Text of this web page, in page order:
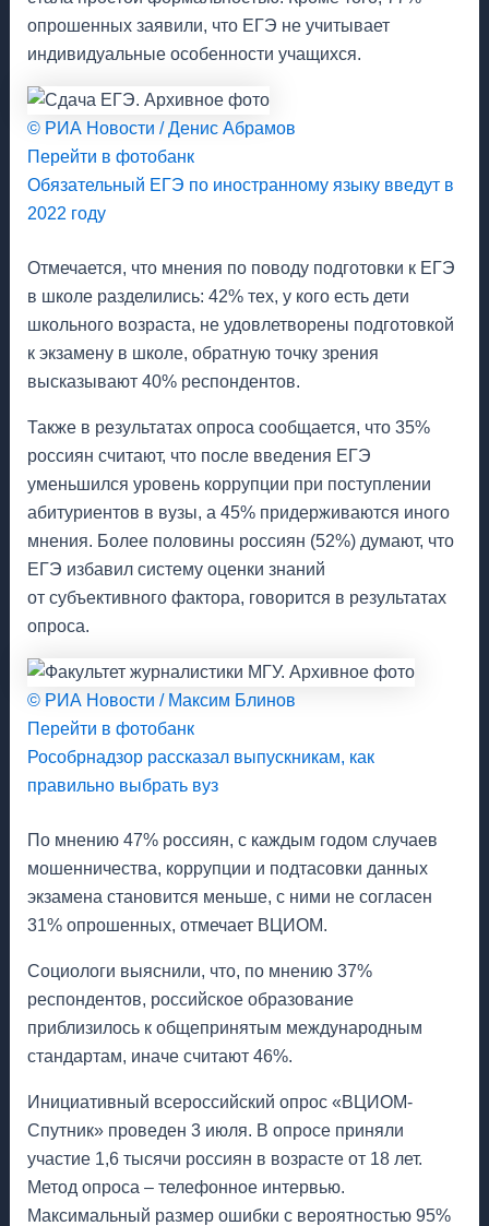
опрошенных заявили, что ЕГЭ не учитывает
индивидуальные особенности учащихся.
© РИА Новости / Денис Абрамов
Перейти в фотобанк
Обязательный ЕГЭ по иностранному языку введут в
2022 году
Отмечается, что мнения по поводу подготовки к ЕГЭ
в школе разделились: 42% тех, у кого есть дети
школьного возраста, не удовлетворены подготовкой
к экзамену в школе, обратную точку зрения
высказывают 40% респондентов.
Также в результатах опроса сообщается, что 35%
россиян считают, что после введения ЕГЭ
уменьшился уровень коррупции при поступлении
абитуриентов в вузы, а 45% придерживаются иного
мнения. Более половины россиян (52%) думают, что
ЕГЭ избавил систему оценки знаний
от субъективного фактора, говорится в результатах
опроса.
© РИА Новости / Максим Блинов
Перейти в фотобанк
Рособрнадзор рассказал выпускникам, как
правильно выбрать вуз
По мнению 47% россиян, с каждым годом случаев
мошенничества, коррупции и подтасовки данных
экзамена становится меньше, с ними не согласен
31% опрошенных, отмечает ВЦИОМ.
Социологи выяснили, что, по мнению 37%
респондентов, российское образование
приблизилось к общепринятым международным
стандартам, иначе считают 46%.
Инициативный всероссийский опрос «ВЦИОМ-
Спутник» проведен 3 июля. В опросе приняли
участие 1,6 тысячи россиян в возрасте от 18 лет.
Метод опроса – телефонное интервью.
Максимальный размер ошибки с вероятностью 95%